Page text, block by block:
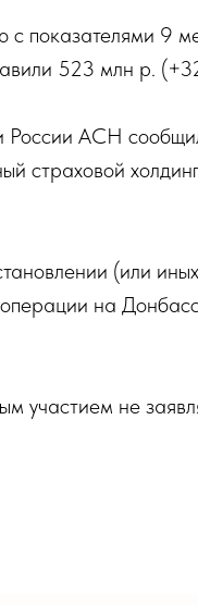
показателями 9
523 млн р.
России АСН
страховой
(или иных
на
участием не